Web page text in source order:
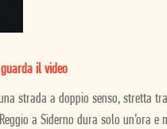
il video
strada a doppio senso, stretta
a Siderno dura solo un’ora